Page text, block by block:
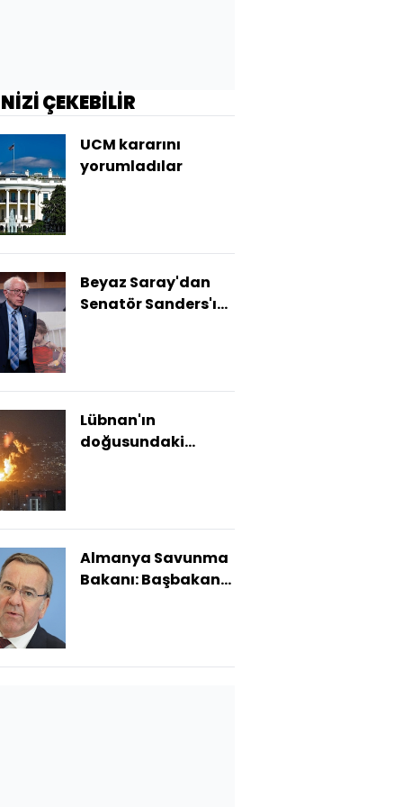
ÇEKEBİLİR
UCM kararını
yorumladılar
Beyaz Saray'dan
Senatör Sanders'ın
Lübnan'ın
doğusundaki
Almanya Savunma
Bakanı: Başbakan